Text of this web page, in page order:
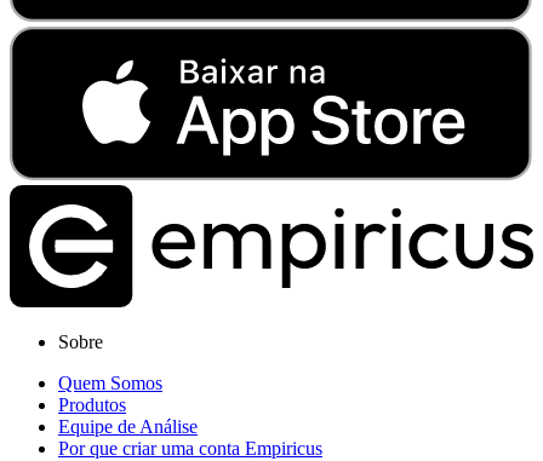
Sobre
Quem Somos
Produtos
Equipe de Análise
Por que criar uma conta Empiricus